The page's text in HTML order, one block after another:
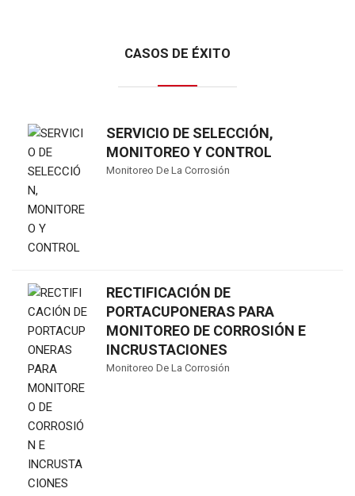
CASOS DE ÉXITO
SERVICIO DE SELECCIÓN,
MONITOREO Y CONTROL
Monitoreo De La Corrosión
RECTIFICACIÓN DE
PORTACUPONERAS PARA
MONITOREO DE CORROSIÓN E
INCRUSTACIONES
Monitoreo De La Corrosión